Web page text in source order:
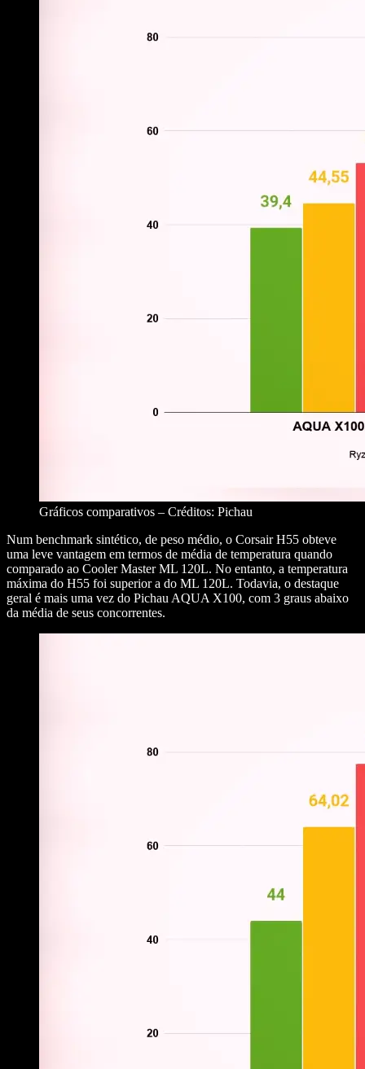
Gráficos comparativos – Créditos: Pichau
Num benchmark sintético, de peso médio, o Corsair H55 obteve
uma leve vantagem em termos de média de temperatura quando
comparado ao Cooler Master ML 120L. No entanto, a temperatura
máxima do H55 foi superior a do ML 120L. Todavia, o destaque
geral é mais uma vez do Pichau AQUA X100, com 3 graus abaixo
da média de seus concorrentes.